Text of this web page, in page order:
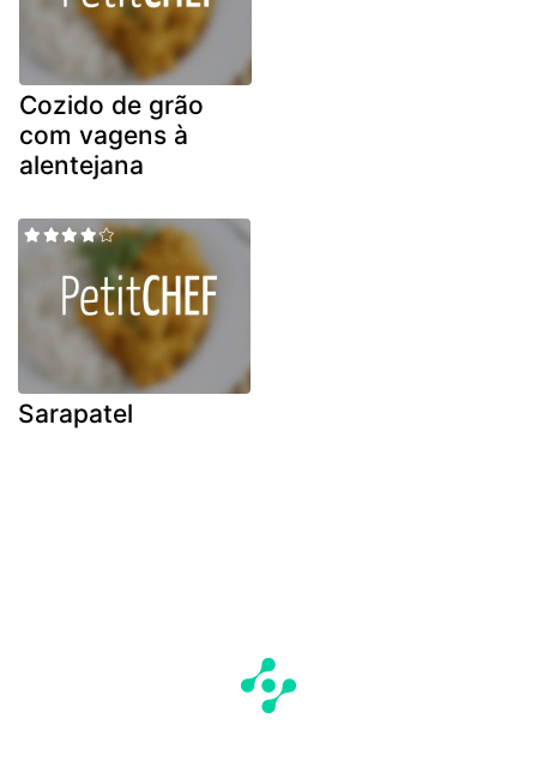
Cozido de grão
com vagens à
alentejana
Sarapatel